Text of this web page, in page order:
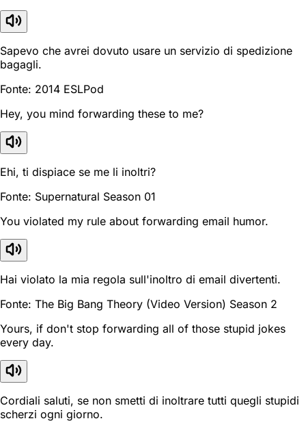
Sapevo che avrei dovuto usare un servizio di spedizione
bagagli.
Fonte: 2014 ESLPod
Hey, you mind forwarding these to me?
Ehi, ti dispiace se me li inoltri?
Fonte: Supernatural Season 01
You violated my rule about forwarding email humor.
Hai violato la mia regola sull'inoltro di email divertenti.
Fonte: The Big Bang Theory (Video Version) Season 2
Yours, if don't stop forwarding all of those stupid jokes
every day.
Cordiali saluti, se non smetti di inoltrare tutti quegli stupidi
scherzi ogni giorno.